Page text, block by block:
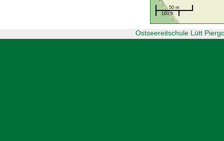
50 m
100 ft
Ostseereitschule Lütt